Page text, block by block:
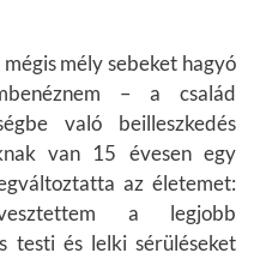
mély sebeket hagyó
– a család
való beilleszkedés
van 15 évesen egy
az életemet:
a legjobb
testi és lelki sérüléseket